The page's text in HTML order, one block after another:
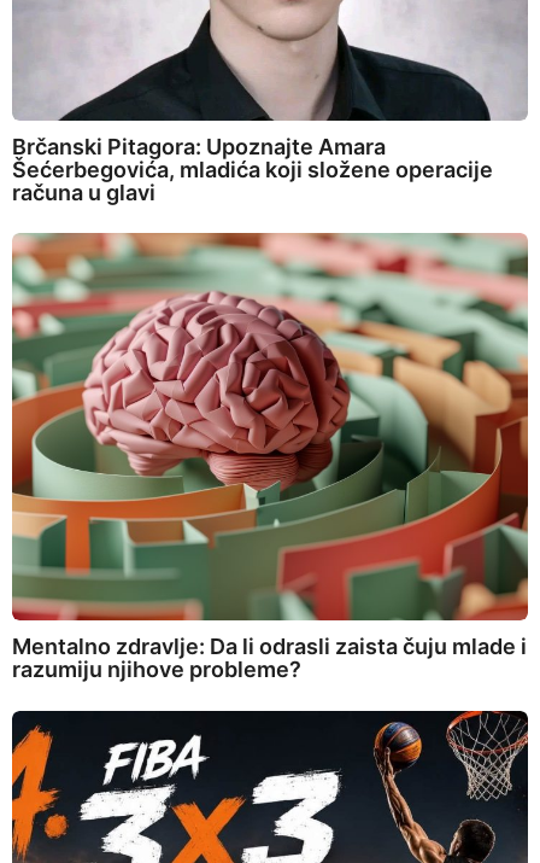
Brčanski Pitagora: Upoznajte Amara
Šećerbegovića, mladića koji složene operacije
računa u glavi
Mentalno zdravlje: Da li odrasli zaista čuju mlade i
razumiju njihove probleme?